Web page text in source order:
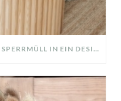
DIY UPCYLING IDEE: WIE MAN SPERRMÜLL IN EIN DESIGNER TEIL VERWANDELT